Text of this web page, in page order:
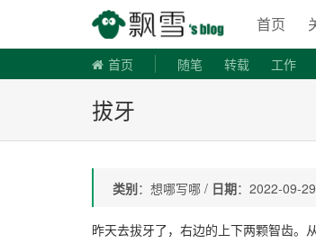
飘
首页
首页 随笔 转载 工作
拔牙
类别：想哪写哪 / 日期：2022-09-
昨天去拔牙了，右边的上下两颗智齿。